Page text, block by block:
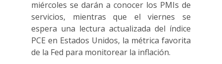
miércoles se darán a conocer los PMIs de
servicios, mientras que el viernes se
espera una lectura actualizada del índice
PCE en Estados Unidos, la métrica favorita
de la Fed para monitorear la inflación.